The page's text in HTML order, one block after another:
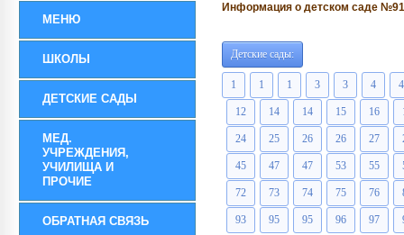
МЕНЮ
ШКОЛЫ
ДЕТСКИЕ САДЫ
МЕД.
УЧРЕЖДЕНИЯ,
УЧИЛИЩА И
ПРОЧИЕ
ОБРАТНАЯ СВЯЗЬ
Информация о детском саде №91
Детские сады:
1 1 1 3 3 4 4
12 14 14 15 16
24 25 26 26 27
45 47 47 53 55
72 73 74 75 76
93 95 95 96 97